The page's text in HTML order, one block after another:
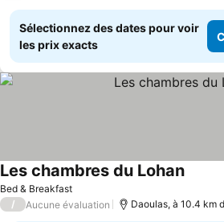
Sélectionnez des dates pour voir
les prix exacts
Bed & Breakfast
Les chambres du Lohan
/ Aucune évaluation Daoulas, à 10.4 km